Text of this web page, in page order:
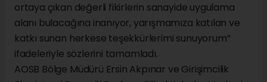
ortaya çıkan değerli fikirlerin sanayide uygulama
alanı bulacağına inanıyor, yarışmamıza katılan ve
katkı sunan herkese teşekkürlerimi sunuyorum”
ifadeleriyle sözlerini tamamladı.
AOSB Bölge Müdürü Ersin Akpınar ve Girişimcilik